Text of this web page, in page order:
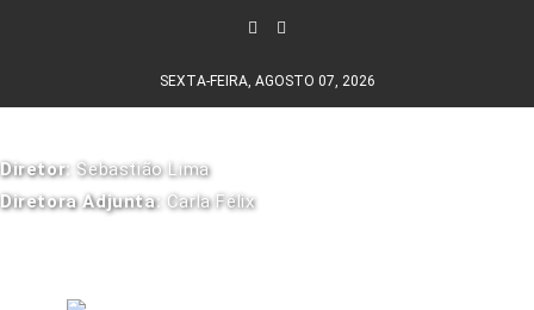
SEXTA-FEIRA, AGOSTO 07, 2026
Diretor: Sebastião Lima
Diretora Adjunta: Carla Félix